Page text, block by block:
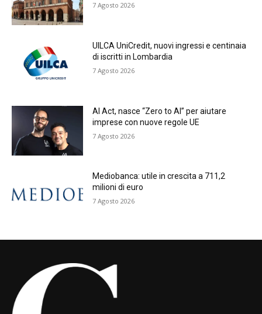
7 Agosto 2026
UILCA UniCredit, nuovi ingressi e centinaia
di iscritti in Lombardia
7 Agosto 2026
AI Act, nasce “Zero to AI” per aiutare
imprese con nuove regole UE
7 Agosto 2026
Mediobanca: utile in crescita a 711,2
milioni di euro
7 Agosto 2026